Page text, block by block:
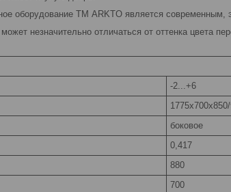
оборудование ТМ ARKTO является
незначительно отличаться от оттенка цвета
-2...+6
боковое
0,417
880
700